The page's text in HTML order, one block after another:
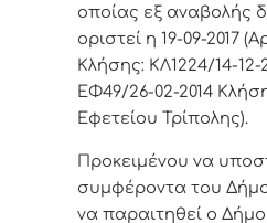
οποίας εξ αναβολής
οριστεί η 19-09-2017
Κλήσης: ΚΛ1224/14-12-
ΕΦ49/26-02-2014
Εφετείου Τρίπολης).
Προκειμένου να
συμφέροντα του
να παραιτηθεί ο